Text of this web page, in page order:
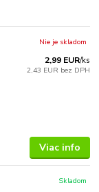
2,99 EUR/ks
2,43 EUR bez DPH
Nie je skladom
Viac info
Skladom